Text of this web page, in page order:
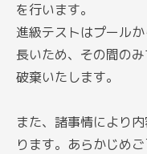
を行います。
進級テストはプール
長いため、その間の
破棄いたします。
また、諸事情により
ります。あらかじめ